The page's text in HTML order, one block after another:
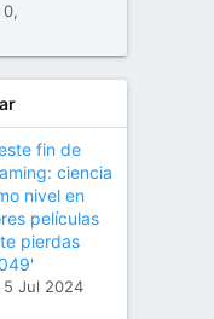
0,
fin de
ciencia
nivel en
películas
pierdas
5 Jul 2024